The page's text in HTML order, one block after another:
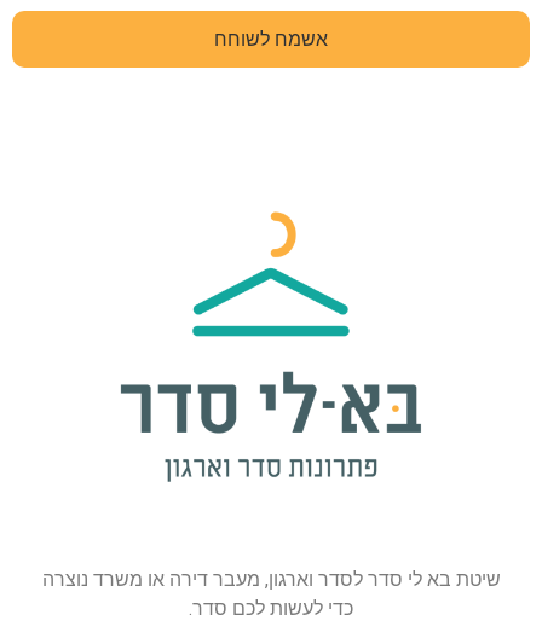
אשמח לשוחח
שיטת בא לי סדר לסדר וארגון, מעבר דירה או משרד נוצרה
כדי לעשות לכם סדר.